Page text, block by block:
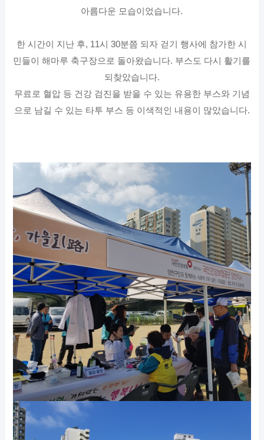
아름다운 모습이었습니다.
한 시간이 지난 후, 11시 30분쯤 되자 걷기 행사에 참가한 시
민들이 해마루 축구장으로 돌아왔습니다. 부스도 다시 활기를
되찾았습니다.
무료로 혈압 등 건강 검진을 받을 수 있는 유용한 부스와 기념
으로 남길 수 있는 타투 부스 등 이색적인 내용이 많았습니다.